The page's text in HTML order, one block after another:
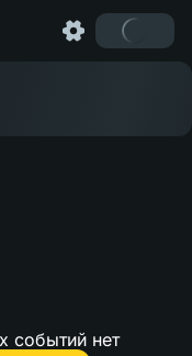
событий нет